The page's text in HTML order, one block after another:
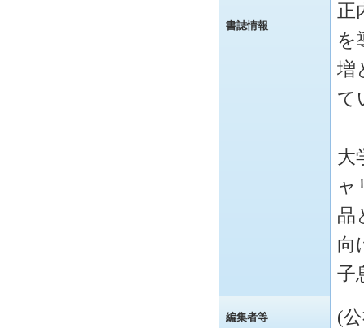
書誌情報
正
を
増
て
大
ャ
品
向
子
編集者等 (